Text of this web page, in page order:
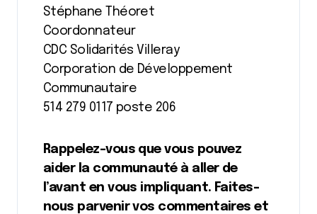
Stéphane Théoret
Coordonnateur
CDC Solidarités Villeray
Corporation de Développement
Communautaire
514 279 0117 poste 206
Rappelez-vous que vous pouvez
aider la communauté à aller de
l’avant en vous impliquant. Faites-
nous parvenir vos commentaires et